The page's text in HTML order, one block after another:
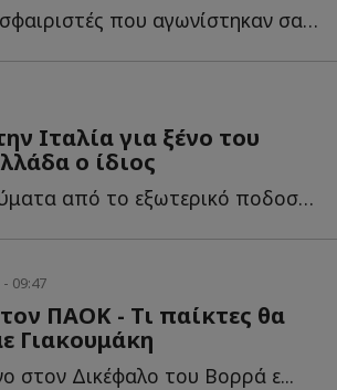
Ένας από τους ποδοσφαιριστές που αγωνίστηκαν σαν δανεικοί σ...
Ιταλία για ξένο του
ο ίδιος
Σύμφωνα με δημοσιεύματα από το εξωτερικό ποδοσφαιριστής τ...
09:47
ΠΑΟΚ - Τι παίκτες θα
Γιακουμάκη
στον Δικέφαλο του Βορρά ε...